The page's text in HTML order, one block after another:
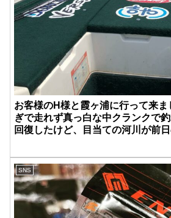
お客様のH様と霞ヶ浦に行って来
ぎで走れず真っ白な中クランクで
回復したけど、目当ての河川が前
マメを釣って終了しました‍。H様あ
SNS